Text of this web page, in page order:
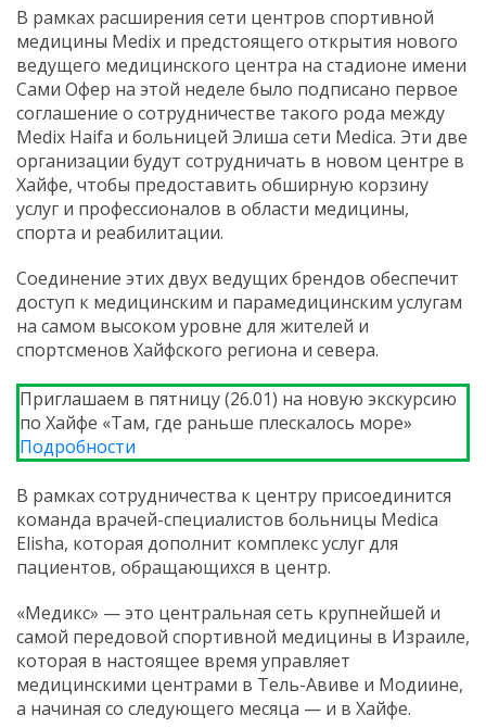
В рамках расширения сети центров спортивной
медицины Medix и предстоящего открытия нового
ведущего медицинского центра на стадионе имени
Сами Офер на этой неделе было подписано первое
соглашение о сотрудничестве такого рода между
Medix Haifa и больницей Элиша сети Medica. Эти две
организации будут сотрудничать в новом центре в
Хайфе, чтобы предоставить обширную корзину
услуг и профессионалов в области медицины,
спорта и реабилитации.
Соединение этих двух ведущих брендов обеспечит
доступ к медицинским и парамедицинским услугам
на самом высоком уровне для жителей и
спортсменов Хайфского региона и севера.
Приглашаем в пятницу (26.01) на новую экскурсию
по Хайфе «Там, где раньше плескалось море»
Подробности
В рамках сотрудничества к центру присоединится
команда врачей-специалистов больницы Medica
Elisha, которая дополнит комплекс услуг для
пациентов, обращающихся в центр.
«Медикс» — это центральная сеть крупнейшей и
самой передовой спортивной медицины в Израиле,
которая в настоящее время управляет
медицинскими центрами в Тель-Авиве и Модиине,
а начиная со следующего месяца — и в Хайфе.